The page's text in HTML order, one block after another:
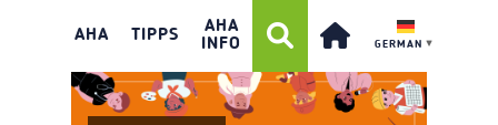
AHA TIPPS
AHA
INFO
GERMAN ▼